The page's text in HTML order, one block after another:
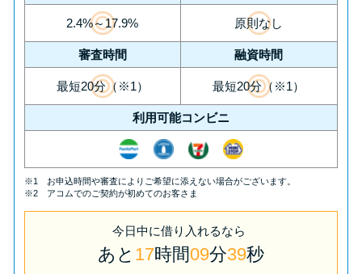
2.4%～17.9% 原則なし
審査時間 融資時間
最短20分（※1） 最短20分（※1）
利用可能コンビニ
※1 お申込時間や審査によりご希望に添えない場合がございます。
※2 アコムでのご契約が初めてのお客さま
今日中に借り入れるなら
あと 17時間09分39秒